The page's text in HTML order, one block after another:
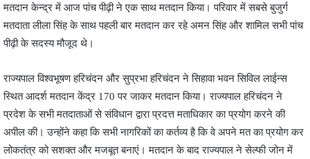
मतदान केन्द्र में आज पांच पीढ़ी ने एक साथ मतदान किया। परिवार में सबसे बुजुर्ग
मतदाता लीला सिंह के साथ पहली बार मतदान कर रहे अमन सिंह और शामिल सभी पांच
पीढ़ी के सदस्‍य मौजूद थे।
राज्यपाल विश्वभूषण हरिचंदन और सुप्रभा हरिचंदन ने सिहावा भवन सिविल लाईन्स
स्थित आदर्श मतदान केंद्र 170 पर जाकर मतदान किया। राज्यपाल हरिचंदन ने
प्रदेश के सभी मतदाताओं से संविधान द्वारा प्रदत्त मताधिकार का प्रयोग करने की
अपील की। उन्होंने कहा कि सभी नागरिकों का कर्तव्य है कि वे अपने मत का प्रयोग कर
लोकतंत्र को सशक्त और मजबूत बनाएं। मतदान के बाद राज्यपाल ने सेल्फी जोन में